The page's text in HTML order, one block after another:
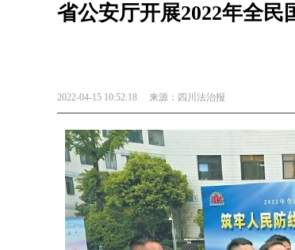
省公安厅开展2022年全
2022-04-15 10:52:18 来源： 四川法治报